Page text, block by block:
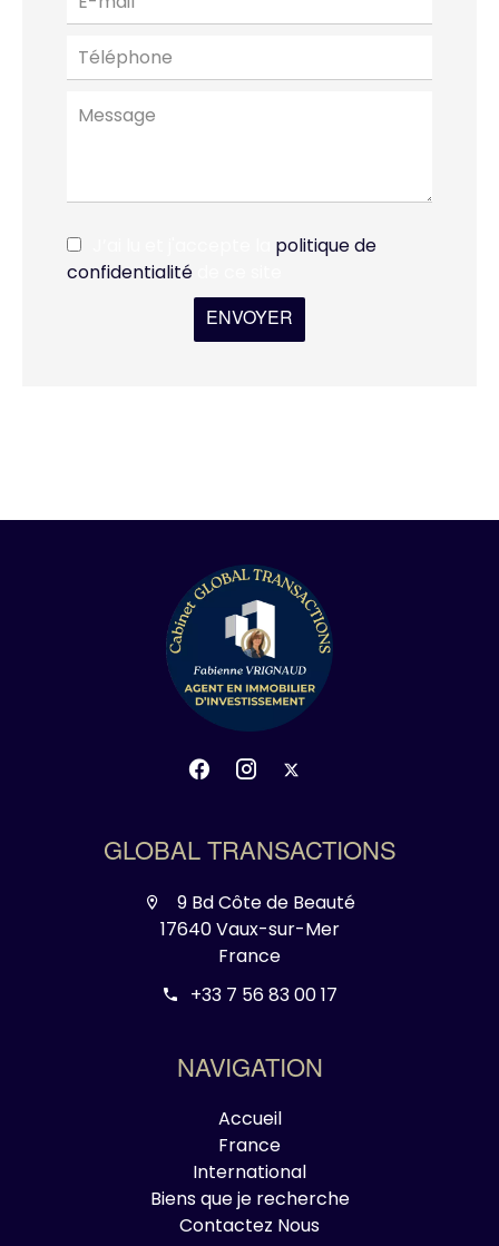
politique de
confidentialité
ENVOYER
GLOBAL TRANSACTIONS
9 Bd Côte de Beauté
17640 Vaux-sur-Mer
France
+33 7 56 83 00 17
NAVIGATION
Accueil
France
International
Biens que je recherche
Contactez Nous